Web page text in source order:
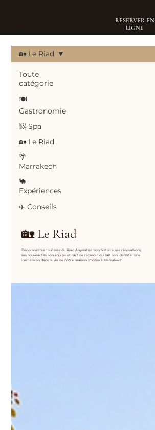
RESERVER EN
LIGNE
Toute
catégorie
🍽️
Gastronomie
🧖 Spa
🏡 Le Riad
🌴
Marrakech
🐪
Expériences
✈️ Conseils
🏡 Le Riad
🏡 Le Riad
Découvrez les coulisses du Riad Anyssates : son histoire, ses rénovations,
ses nouveautés, son équipe et l'art de recevoir qui fait son identité. Une
immersion dans la vie de notre maison d'hôtes à Marrakech.